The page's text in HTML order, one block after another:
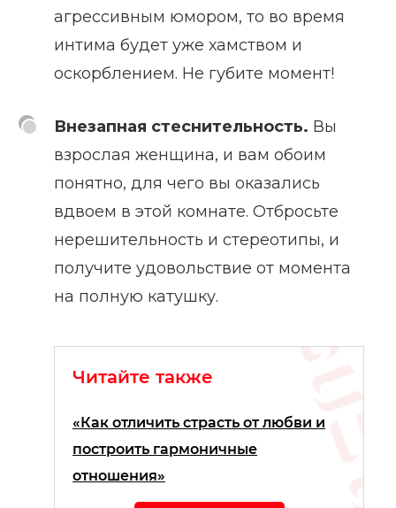
агрессивным юмором, то во время
интима будет уже хамством и
оскорблением. Не губите момент!
Внезапная стеснительность. Вы
взрослая женщина, и вам обоим
понятно, для чего вы оказались
вдвоем в этой комнате. Отбросьте
нерешительность и стереотипы, и
получите удовольствие от момента
на полную катушку.
Читайте также
«Как отличить страсть от любви и
построить гармоничные
отношения»